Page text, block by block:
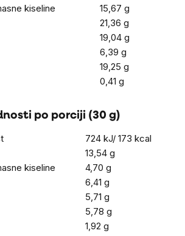
kiseline
15,67 g
21,36 g
19,04 g
6,39 g
19,25 g
0,41 g
po porciji (30 g)
724 kJ/ 173 kcal
13,54 g
kiseline
4,70 g
6,41 g
5,71 g
5,78 g
1,92 g